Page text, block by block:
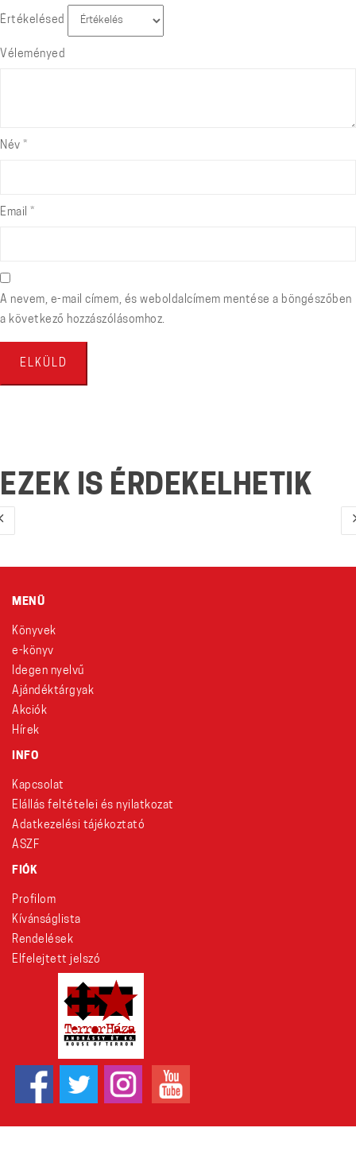
Értékelésed
Véleményed
Név *
Email *
A nevem, e-mail címem, és weboldalcímem mentése a böngészőben
a következő hozzászólásomhoz.
EZEK IS ÉRDEKELHETIK
MENÜ
Könyvek
e-könyv
Idegen nyelvű
Ajándéktárgyak
Akciók
Hírek
INFO
Kapcsolat
Elállás feltételei és nyilatkozat
Adatkezelési tájékoztató
ÁSZF
FIÓK
Profilom
Kívánságlista
Rendelések
Elfelejtett jelszó